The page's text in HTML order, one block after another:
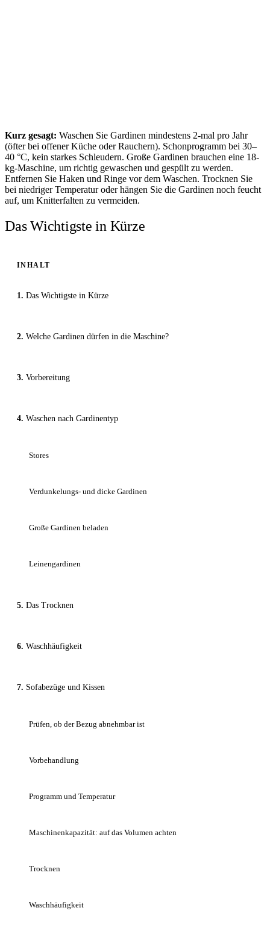
Kurz gesagt: Waschen Sie Gardinen mindestens 2-mal pro Jahr
(öfter bei offener Küche oder Rauchern). Schonprogramm bei 30–
40 °C, kein starkes Schleudern. Große Gardinen brauchen eine 18-
kg-Maschine, um richtig gewaschen und gespült zu werden.
Entfernen Sie Haken und Ringe vor dem Waschen. Trocknen Sie
bei niedriger Temperatur oder hängen Sie die Gardinen noch feucht
auf, um Knitterfalten zu vermeiden.
Das Wichtigste in Kürze
INHALT
Das Wichtigste in Kürze
Welche Gardinen dürfen in die Maschine?
Vorbereitung
Waschen nach Gardinentyp
Stores
Verdunkelungs- und dicke Gardinen
Große Gardinen beladen
Leinengardinen
Das Trocknen
Waschhäufigkeit
Sofabezüge und Kissen
Prüfen, ob der Bezug abnehmbar ist
Vorbehandlung
Programm und Temperatur
Maschinenkapazität: auf das Volumen achten
Trocknen
Waschhäufigkeit